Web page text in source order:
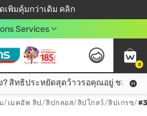
เพิ่มคุ้มกว่าเดิม คลิก
แรก ลดเพิ่มจุก ๆ 10%! 🎉
! เมื่อชอป 499฿
ตสัน คลับดียังไง?
Services
0
มีบัตรสมาชิกวัตสัน คลับรึยัง? สิทธิประหยัดสุดว้าวรอคุณอยู่ ชอปคุ้มกว่าเดิม คลิก!
สิทธิประหยัดสุดว้าวรอคุณอยู่ ชอปคุ้มก
/ เมคอัพ ลิป /ลิปกลอส/ลิปโกลว์/ลิปเกรซ/